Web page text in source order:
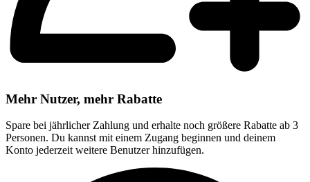
Mehr Nutzer, mehr Rabatte
Spare bei jährlicher Zahlung und erhalte noch größere Rabatte ab 3
Personen. Du kannst mit einem Zugang beginnen und deinem
Konto jederzeit weitere Benutzer hinzufügen.